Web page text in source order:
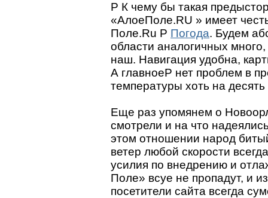
P К чему бы такая
«АлоеПоле.RU » имеет
Поле.Ru P Погода. Будем
области аналогичных
наш. Навигация удобна,
А главноеP нет проблем в
температуры хоть на
Еще раз упомянем о
смотрели и на что
этом отношении народ
ветер любой скорости
усилия по внедрению и
Поле» всуе не пропадут, и
посетители сайта всегда